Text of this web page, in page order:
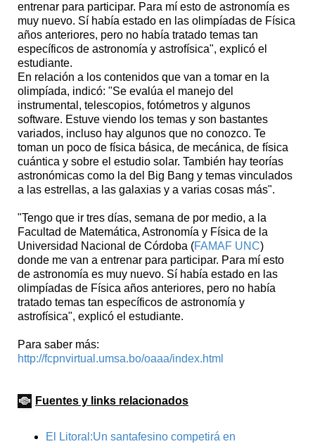
entrenar para participar. Para mí esto de astronomía es
muy nuevo. Sí había estado en las olimpíadas de Física
años anteriores, pero no había tratado temas tan
específicos de astronomía y astrofísica", explicó el
estudiante.
En relación a los contenidos que van a tomar en la
olimpíada, indicó: "Se evalúa el manejo del
instrumental, telescopios, fotómetros y algunos
software. Estuve viendo los temas y son bastantes
variados, incluso hay algunos que no conozco. Te
toman un poco de física básica, de mecánica, de física
cuántica y sobre el estudio solar. También hay teorías
astronómicas como la del Big Bang y temas vinculados
a las estrellas, a las galaxias y a varias cosas más".
"Tengo que ir tres días, semana de por medio, a la
Facultad de Matemática, Astronomía y Física de la
Universidad Nacional de Córdoba (FAMAF UNC)
donde me van a entrenar para participar. Para mí esto
de astronomía es muy nuevo. Sí había estado en las
olimpíadas de Física años anteriores, pero no había
tratado temas tan específicos de astronomía y
astrofísica", explicó el estudiante.
Para saber más:
http://fcpnvirtual.umsa.bo/oaaa/index.html
Fuentes y links relacionados
El Litoral:Un santafesino competirá en